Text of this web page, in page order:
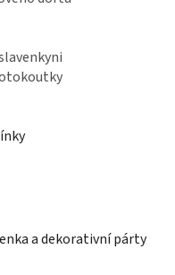
a dekorativní párty